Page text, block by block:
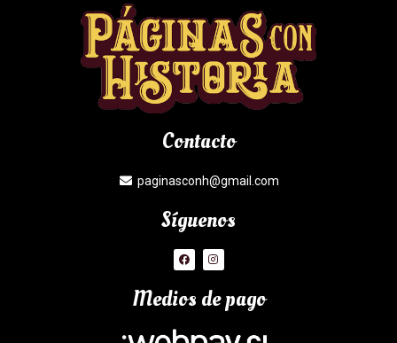
Contacto
paginasconh@gmail.com
Síguenos
Medios de pago